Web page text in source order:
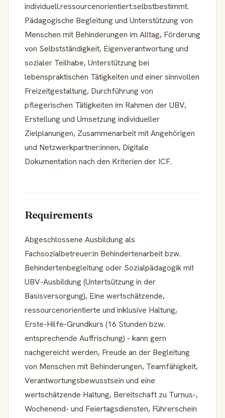
individuell.ressourcenorientiert.selbstbestimmt.
Pädagogische Begleitung und Unterstützung von
Menschen mit Behinderungen im Alltag, Förderung
von Selbstständigkeit, Eigenverantwortung und
sozialer Teilhabe, Unterstützung bei
lebenspraktischen Tätigkeiten und einer sinnvollen
Freizeitgestaltung, Durchführung von
pflegerischen Tätigkeiten im Rahmen der UBV,
Erstellung und Umsetzung individueller
Zielplanungen, Zusammenarbeit mit Angehörigen
und Netzwerkpartner:innen, Digitale
Dokumentation nach den Kriterien der ICF.
Requirements
Abgeschlossene Ausbildung als
Fachsozialbetreuer:in Behindertenarbeit bzw.
Behindertenbegleitung oder Sozialpädagogik mit
UBV-Ausbildung (Untertsützung in der
Basisversorgung), Eine wertschätzende,
ressourcenorientierte und inklusive Haltung,
Erste-Hilfe-Grundkurs (16 Stunden bzw.
entsprechende Auffrischung) - kann gern
nachgereicht werden, Freude an der Begleitung
von Menschen mit Behinderungen, Teamfähigkeit,
Verantwortungsbewusstsein und eine
wertschätzende Haltung, Bereitschaft zu Turnus-,
Wochenend- und Feiertagsdiensten, Führerschein